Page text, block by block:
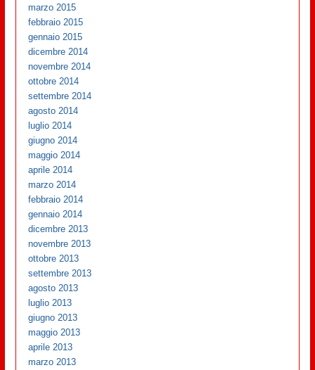
marzo 2015
febbraio 2015
gennaio 2015
dicembre 2014
novembre 2014
ottobre 2014
settembre 2014
agosto 2014
luglio 2014
giugno 2014
maggio 2014
aprile 2014
marzo 2014
febbraio 2014
gennaio 2014
dicembre 2013
novembre 2013
ottobre 2013
settembre 2013
agosto 2013
luglio 2013
giugno 2013
maggio 2013
aprile 2013
marzo 2013